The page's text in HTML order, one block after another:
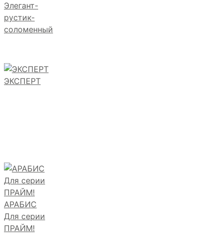
Элегант-
рустик-
соломенный
ЭКСПЕРТ
АРАБИС
Для серии
ПРАЙМ!